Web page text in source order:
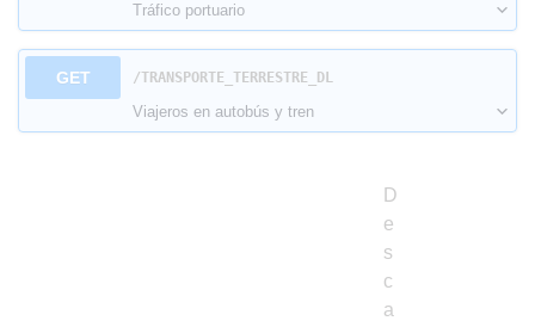
Tráfico portuario
GET ​/TRANSPORTE_TERRESTRE_DL
Viajeros en autobús y tren
D
e
s
c
a